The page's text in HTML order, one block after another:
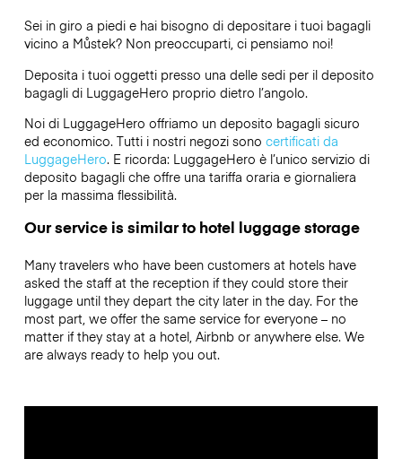
Sei in giro a piedi e hai bisogno di depositare i tuoi bagagli
vicino a Můstek? Non preoccuparti, ci pensiamo noi!
Deposita i tuoi oggetti presso una delle sedi per il deposito
bagagli di LuggageHero proprio dietro l’angolo.
Noi di LuggageHero offriamo un deposito bagagli sicuro
ed economico. Tutti i nostri negozi sono certificati da
LuggageHero. E ricorda: LuggageHero è l’unico servizio di
deposito bagagli che offre una tariffa oraria e giornaliera
per la massima flessibilità.
Our service is similar to hotel luggage storage
Many travelers who have been customers at hotels have
asked the staff at the reception if they could store their
luggage until they depart the city later in the day. For the
most part, we offer the same service for everyone – no
matter if they stay at a hotel, Airbnb or anywhere else. We
are always ready to help you out.